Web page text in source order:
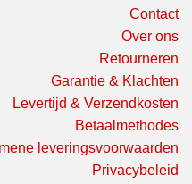
Contact
Over ons
Retourneren
Garantie & Klachten
Levertijd & Verzendkosten
Betaalmethodes
leveringsvoorwaarden
Privacybeleid